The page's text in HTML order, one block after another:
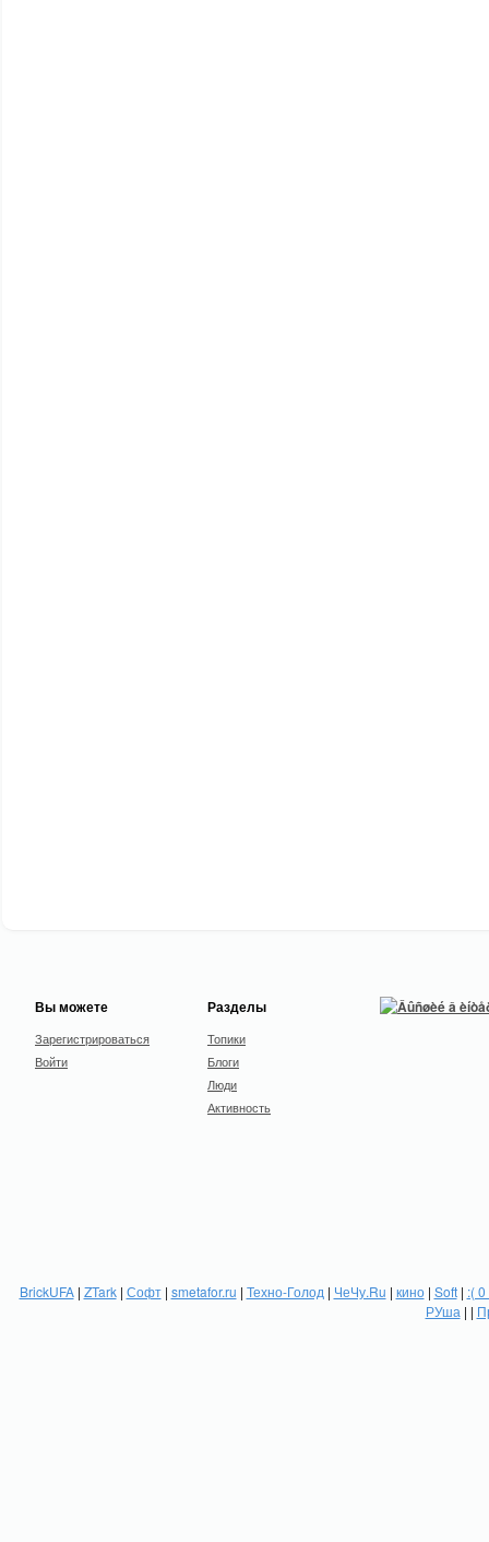
Вы можете
Зарегистрироваться
Войти
Разделы
Топики
Блоги
Люди
Активность
BrickUFA| ZTark| Софт| smetafor.ru | Техно-Голод | ЧеЧу.Ru | кино| Soft| :(
РУша | |